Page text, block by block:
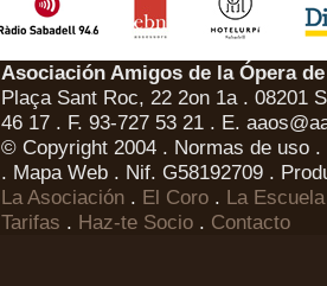
Asociación Amigos de la Ópera
Plaça Sant Roc, 22 2on 1a . 08201
46 17 . F. 93-727 53 21 . E.
© Copyright 2004 . Normas de uso .
. Mapa Web . Nif. G58192709 .
La Asociación . El Coro . La Escuela
Tarifas . Haz-te Socio . Contacto